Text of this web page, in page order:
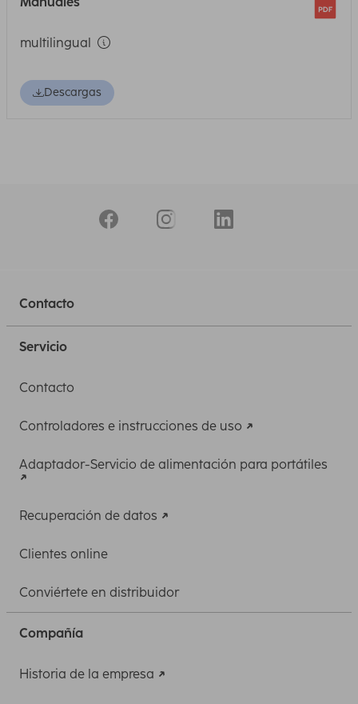
multilingual
Descargas
Contacto
Servicio
Contacto
Controladores e instrucciones de uso
Adaptador-Servicio de alimentación para portátiles
Recuperación de datos
Clientes online
Conviértete en distribuidor
Compañía
Historia de la empresa